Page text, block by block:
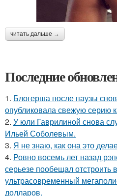
читать дальше →
Последние
1. Блогерша после паузы
опубликовала свежую серию
2. У юли Гаврилиной снова
Ильей Соболевым.
3. Я не знаю, как она это
4. Ровно восемь лет назад
серьезе пообещал отстроить
ультрасовременный
долларов.